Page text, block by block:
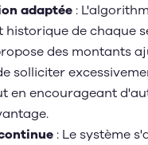
adaptée :
de chaque
des montants
solliciter
en encourageant
: Le système